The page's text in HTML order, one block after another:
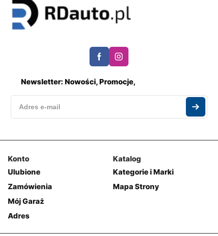
Newsletter: Nowości, Promocje,
Konto
Ulubione
Zamówienia
Mój Garaż
Adres
Katalog
Kategorie i Marki
Mapa Strony